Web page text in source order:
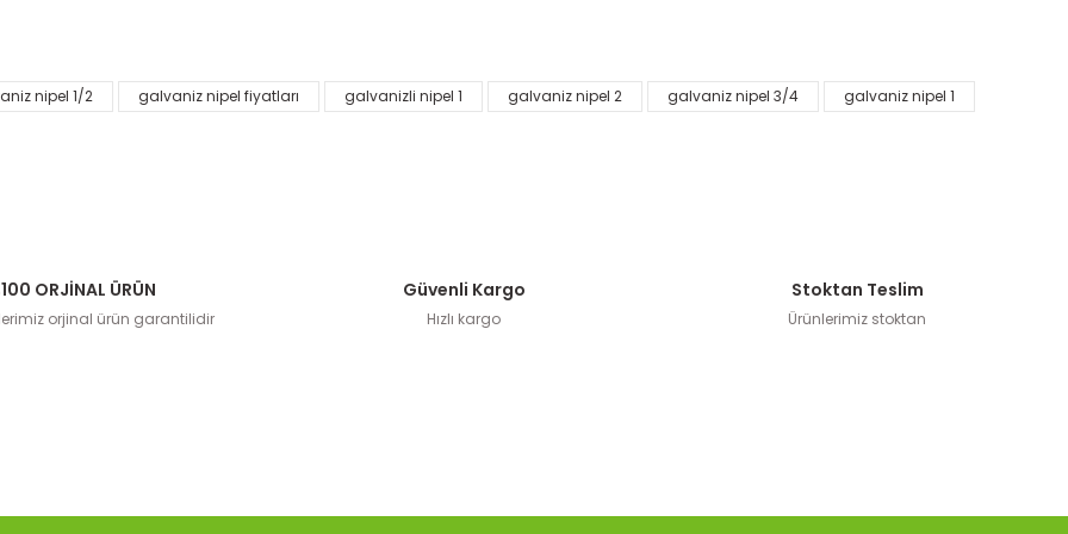
Galvaniz Dişi Dirsek Bağlantı (Seçenekli Ürün)
nipel 1/2 galvaniz nipel fiyatları galvanizli nipel 1 galvaniz nipel 2 galvaniz nipel 3/4
galvaniz nipel 1
ORJİNAL ÜRÜN
orjinal ürün garantilidir
Güvenli Kargo
Hızlı kargo
Stoktan Teslim
Ürünlerimiz stoktan